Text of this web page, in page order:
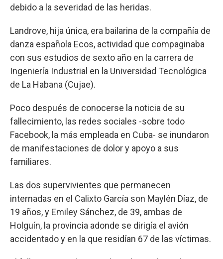
debido a la severidad de las heridas.
Landrove, hija única, era bailarina de la compañía de
danza española Ecos, actividad que compaginaba
con sus estudios de sexto año en la carrera de
Ingeniería Industrial en la Universidad Tecnológica
de La Habana (Cujae).
Poco después de conocerse la noticia de su
fallecimiento, las redes sociales -sobre todo
Facebook, la más empleada en Cuba- se inundaron
de manifestaciones de dolor y apoyo a sus
familiares.
Las dos supervivientes que permanecen
internadas en el Calixto García son Maylén Díaz, de
19 años, y Emiley Sánchez, de 39, ambas de
Holguín, la provincia adonde se dirigía el avión
accidentado y en la que residían 67 de las víctimas.